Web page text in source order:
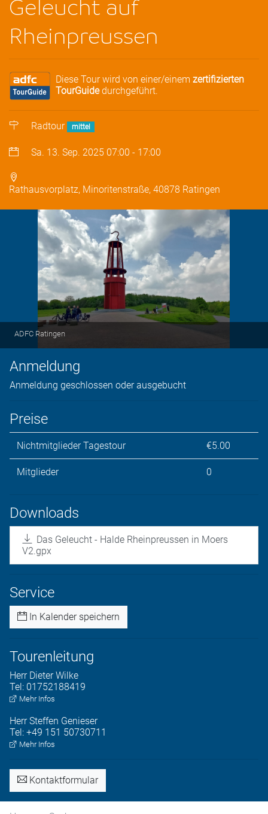
Geleucht auf
Rheinpreussen
Diese Tour wird von einer/einem zertifizierten
TourGuidedurchgeführt.
Radtour mittel
Sa. 13. Sep. 2025 07:00 - 17:00
Rathausvorplatz, Minoritenstraße, 40878 Ratingen
ADFC Ratingen
Anmeldung
Anmeldung geschlossen oder ausgebucht
Preise
Nichtmitglieder Tagestour €5.00
Mitglieder 0
Downloads
Das Geleucht - Halde Rheinpreussen in Moers
V2.gpx
Service
In Kalender speichern
Tourenleitung
Herr Dieter Wilke
Tel: 01752188419
Mehr Infos
Herr Steffen Genieser
Tel: +49 151 50730711
Mehr Infos
Kontaktformular